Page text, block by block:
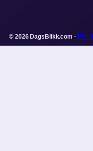
© 2026 DagsBlikk.com ·